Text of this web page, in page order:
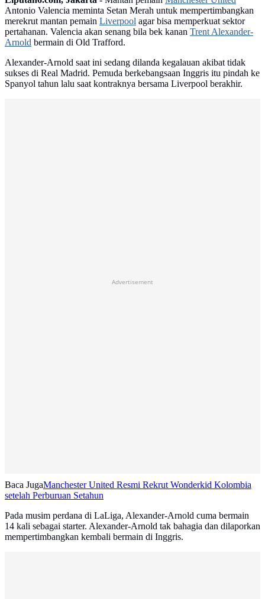
Antonio Valencia meminta Setan Merah untuk mempertimbangkan
merekrut mantan pemain Liverpool agar bisa memperkuat sektor
pertahanan. Valencia akan senang bila bek kanan Trent Alexander-
Arnold bermain di Old Trafford.
Alexander-Arnold saat ini sedang dilanda kegalauan akibat tidak
sukses di Real Madrid. Pemuda berkebangsaan Inggris itu pindah ke
Spanyol tahun lalu saat kontraknya bersama Liverpool berakhir.
Advertisement
Baca JugaManchester United Resmi Rekrut Wonderkid Kolombia
setelah Perburuan Setahun
Pada musim perdana di LaLiga, Alexander-Arnold cuma bermain
14 kali sebagai starter. Alexander-Arnold tak bahagia dan dilaporkan
mempertimbangkan kembali bermain di Inggris.